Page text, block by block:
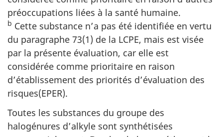
préoccupations liées à la santé humaine.
b Cette substance n’a pas été identifiée en vertu
du paragraphe 73(1) de la LCPE, mais est visée
par la présente évaluation, car elle est
considérée comme prioritaire en raison
d’établissement des priorités d’évaluation des
risques(EPER).
Toutes les substances du groupe des
halogénures d’alkyle sont synthétisées